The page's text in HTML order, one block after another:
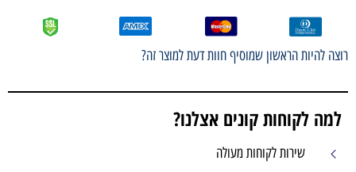
רוצה להיות הראשון שמוסיף חוות דעת למוצר זה?
למה לקוחות קונים אצלנו?
שירות לקוחות מעולה